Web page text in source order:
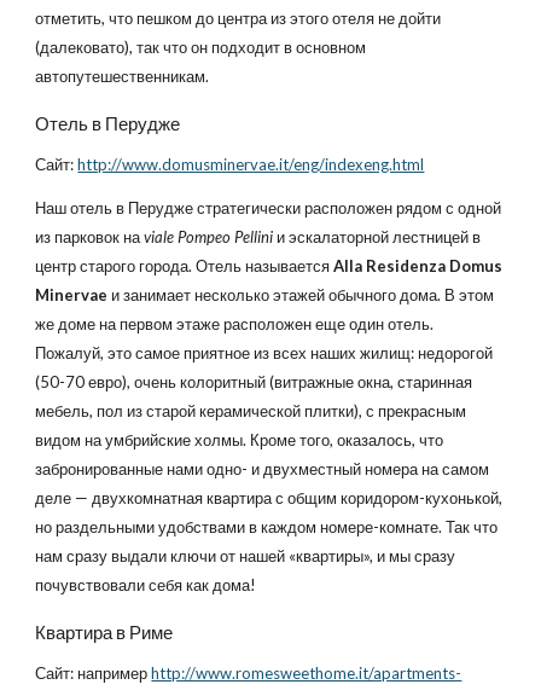
отметить, что пешком до центра из этого отеля не дойти
(далековато), так что он подходит в основном
автопутешественникам.
Отель в Перудже
Сайт: http://www.domusminervae.it/eng/indexeng.html
Наш отель в Перудже стратегически расположен рядом с одной
из парковок наviale Pompeo Pellini и эскалаторной лестницей в
центр старого города. Отель называетсяAlla Residenza Domus
Minervae и занимает несколько этажей обычного дома. В этом
же доме на первом этаже расположен еще один отель.
Пожалуй, это самое приятное из всех наших жилищ: недорогой
(50-70 евро), очень колоритный (витражные окна, старинная
мебель, пол из старой керамической плитки), с прекрасным
видом на умбрийские холмы. Кроме того, оказалось, что
забронированные нами одно- и двухместный номера на самом
деле — двухкомнатная квартира с общим коридором-кухонькой,
но раздельными удобствами в каждом номере-комнате. Так что
нам сразу выдали ключи от нашей «квартиры», и мы сразу
почувствовали себя как дома!
Квартира в Риме
Сайт: например http://www.romesweethome.it/apartments-